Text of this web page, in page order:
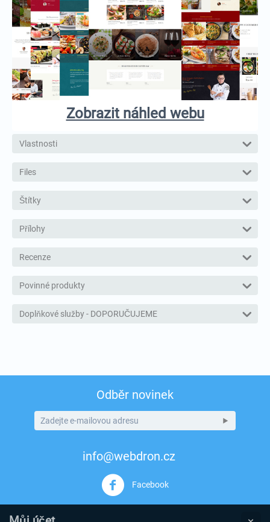
Zobrazit náhled webu
Vlastnosti
Files
Štítky
Přílohy
Recenze
Povinné produkty
Doplňkové služby - DOPORUČUJEME
Odběr novinek
info@webdron.cz
Facebook